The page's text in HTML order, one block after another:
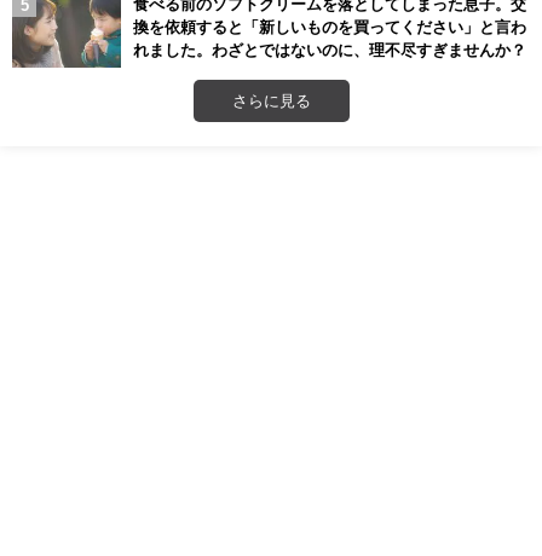
食べる前のソフトクリームを落としてしまった息子。交
換を依頼すると「新しいものを買ってください」と言わ
れました。わざとではないのに、理不尽すぎませんか？
さらに見る